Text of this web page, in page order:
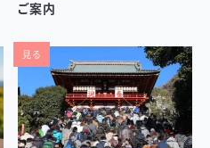
ご案内
見る